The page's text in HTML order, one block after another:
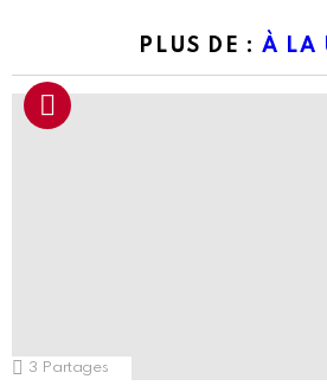
PLUS DE : À LA
3 Partages